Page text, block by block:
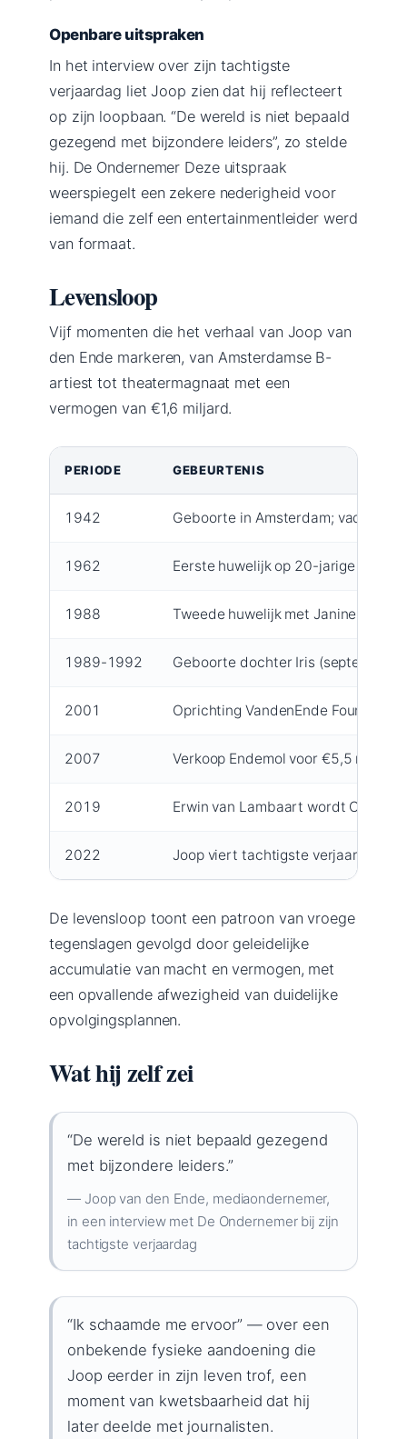
Openbare uitspraken
In het interview over zijn tachtigste
verjaardag liet Joop zien dat hij reflecteert
op zijn loopbaan. “De wereld is niet bepaald
gezegend met bijzondere leiders”, zo stelde
hij. De Ondernemer Deze uitspraak
weerspiegelt een zekere nederigheid voor
iemand die zelf een entertainmentleider werd
van formaat.
Levensloop
Vijf momenten die het verhaal van Joop van
den Ende markeren, van Amsterdamse B-
artiest tot theatermagnaat met een
vermogen van €1,6 miljard.
PERIODE GEBEURTENIS
1942 Geboorte in Amsterdam; vader
1962 Eerste huwelijk op 20-jarige
1988 Tweede huwelijk met Janine
1989-1992 Geboorte dochter Iris (september
2001 Oprichting VandenEnde
2007 Verkoop Endemol voor €5,5
2019 Erwin van Lambaart wordt CEO
2022 Joop viert tachtigste verjaardag
De levensloop toont een patroon van vroege
tegenslagen gevolgd door geleidelijke
accumulatie van macht en vermogen, met
een opvallende afwezigheid van duidelijke
opvolgingsplannen.
Wat hij zelf zei
“De wereld is niet bepaald gezegend
met bijzondere leiders.”
— Joop van den Ende, mediaondernemer,
in een interview met De Ondernemer bij zijn
tachtigste verjaardag
“Ik schaamde me ervoor” — over een
onbekende fysieke aandoening die
Joop eerder in zijn leven trof, een
moment van kwetsbaarheid dat hij
later deelde met journalisten.